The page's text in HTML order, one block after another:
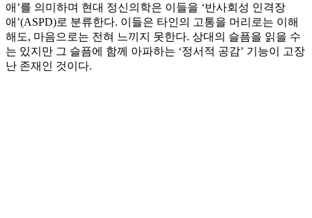
애’를 의미하며 현대 정신의학은 이들을 ‘반사회성 인격장
애’(ASPD)로 분류한다. 이들은 타인의 고통을 머리로는 이해
해도, 마음으로는 전혀 느끼지 못한다. 상대의 슬픔을 읽을 수
는 있지만 그 슬픔에 함께 아파하는 ‘정서적 공감’ 기능이 고장
난 존재인 것이다.